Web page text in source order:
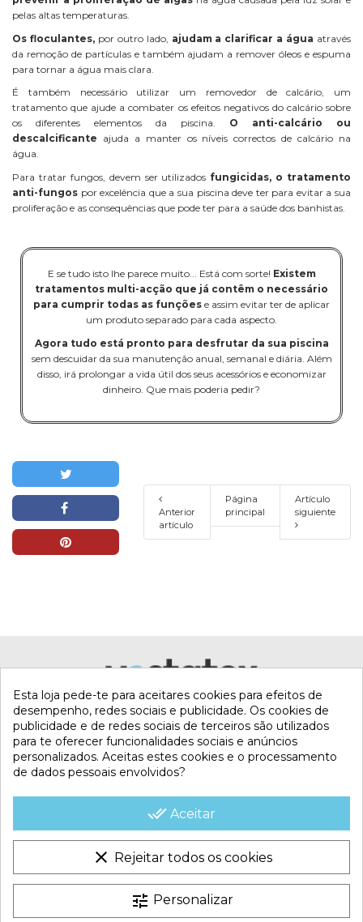
pelas altas temperaturas.
Os floculantes,por outro lado, ajudam a clarificar a água através
da remoção de partículas e também ajudam a remover óleos e espuma
para tornar a água mais clara.
É também necessário utilizar um removedor de calcário, um
tratamento que ajude a combater os efeitos negativos do calcário sobre
os diferentes elementos da piscina. O anti-calcário ou
descalcificante ajuda a manter os níveis correctos de calcário na
água.
Para tratar fungos, devem ser utilizados fungicidas, o tratamento
anti-fungos por excelência que a sua piscina deve ter para evitar a sua
proliferação e as consequências que pode ter para a saúde dos banhistas.
E se tudo isto lhe parece muito... Está com sorte! Existem
tratamentos multi-acção que já contêm o necessário
para cumprir todas as funções e assim evitar ter de aplicar
um produto separado para cada aspecto.
Agora tudo está pronto para desfrutar da sua piscina
sem descuidar da sua manutenção anual, semanal e diária. Além
disso, irá prolongar a vida útil dos seus acessórios e economizar
dinheiro. Que mais poderia pedir?
Anterior
artículo
Página
principal
Artículo
siguiente
CONTACTA CON NOSOTROS
CONDICIONES COMERCIALES
Esta loja pede-te para aceitares cookies para efeitos de
desempenho, redes sociais e publicidade. Os cookies de
publicidade e de redes sociais de terceiros são utilizados
para te oferecer funcionalidades sociais e anúncios
personalizados. Aceitas estes cookies e o processamento
de dados pessoais envolvidos?
done_all Aceitar
clear Rejeitar todos os cookies
tune Personalizar